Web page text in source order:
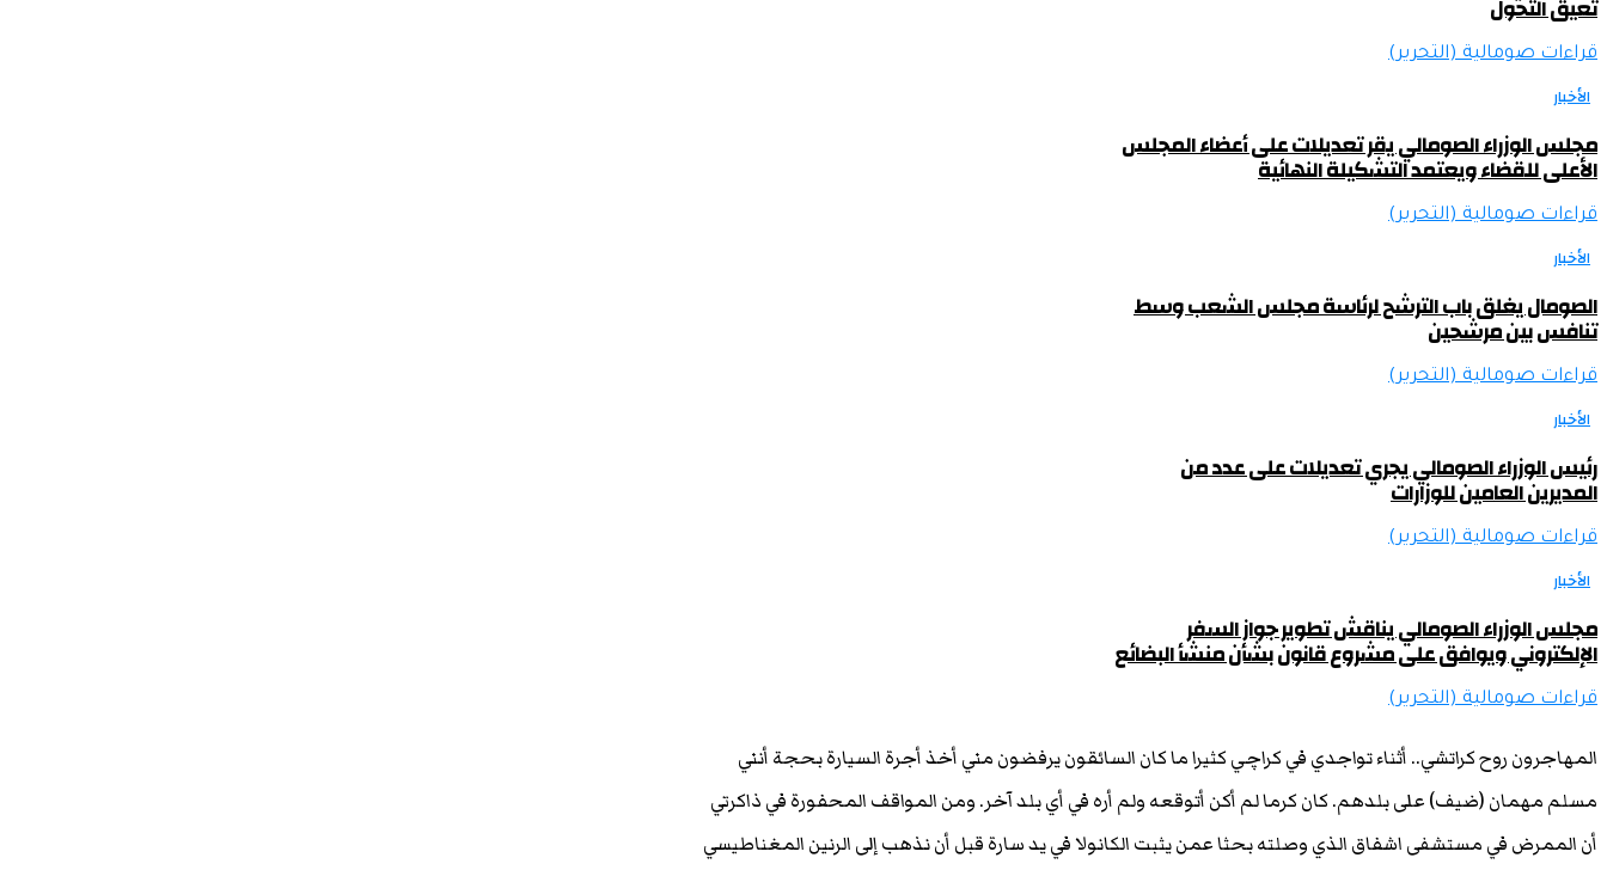
تعيق التحول
قراءات صومالية (التحرير)
الأخبار
مجلس الوزراء الصومالي يقر تعديلات على أعضاء المجلس
الأعلى للقضاء ويعتمد التشكيلة النهائية
قراءات صومالية (التحرير)
الأخبار
الصومال يغلق باب الترشح لرئاسة مجلس الشعب وسط
تنافس بين مرشحين
قراءات صومالية (التحرير)
الأخبار
رئيس الوزراء الصومالي يجري تعديلات على عدد من
المديرين العامين للوزارات
قراءات صومالية (التحرير)
الأخبار
مجلس الوزراء الصومالي يناقش تطوير جواز السفر
الإلكتروني ويوافق على مشروع قانون بشأن منشأ البضائع
قراءات صومالية (التحرير)
المهاجرون روح كراتشي.. أثناء تواجدي في كراچي كثيرا ما كان السائقون يرفضون مني أخذ أجرة السيارة بحجة أنني
مسلم مهمان (ضيف) على بلدهم. كان كرما لم أكن أتوقعه ولم أره في أي بلد آخر. ومن المواقف المحفورة في ذاكرتي
أن الممرض في مستشفى اشفاق الذي وصلته بحثا عمن يثبت الكانولا في يد سارة قبل أن نذهب إلى الرنين المغناطيسي